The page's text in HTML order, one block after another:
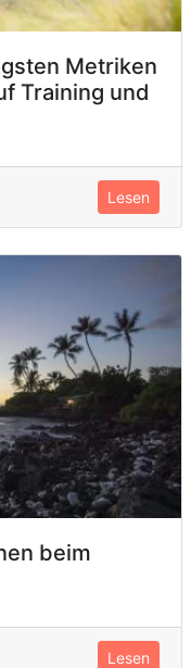
Metriken
Training und
Lesen
beim
Lesen